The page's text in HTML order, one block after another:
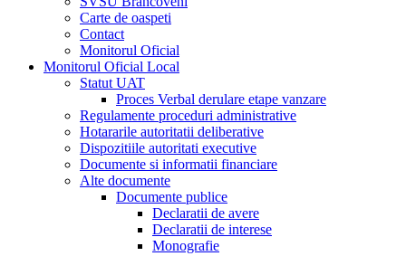
Carte de oaspeti
Contact
Monitorul Oficial
Monitorul Oficial Local
Statut UAT
Proces Verbal derulare etape vanzare
Regulamente proceduri administrative
Hotararile autoritatii deliberative
Dispozitiile autoritati executive
Documente si informatii financiare
Alte documente
Documente publice
Declaratii de avere
Declaratii de interese
Monografie